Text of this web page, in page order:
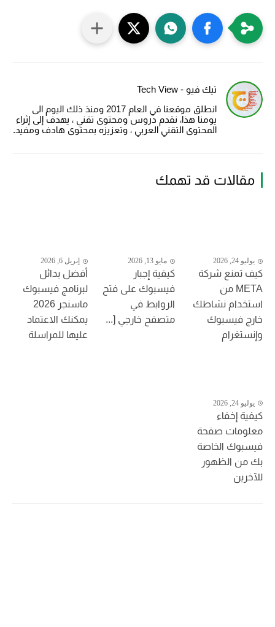
تيك فيو - Tech View
انطلق موقعنا في العام 2017 ومنذ ذلك اليوم الى
يومنا هذا، نقدم دروس ومحتوى تقني ، يهدف إلى إثراء
المحتوى التقني العربي ، وتعزيزه بمحتوى هادف ومفيد.
مقالات قد تهمك
يوليو 24, 2026
كيف تمنع شركة
META من
استخدام نشاطك
خارج فيسبوك
وإنستغرام
مايو 13, 2026
كيفية إجبار
فيسبوك على فتح
الروابط في
متصفح خارجي [...
إبريل 6, 2026
أفضل بدائل
لبرنامج فيسبوك
ماسنجر 2026
يمكنك الاعتماد
عليها للمراسلة
يوليو 24, 2026
كيفية إخفاء
معلومات صفحة
فيسبوك الخاصة
بك من الظهور
للآخرين